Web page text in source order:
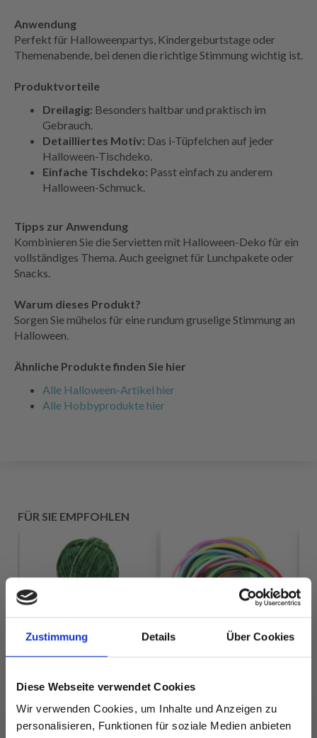
Zustimmung Details Über Cookies
Diese Webseite verwendet Cookies
Wir verwenden Cookies, um Inhalte und Anzeigen zu
personalisieren, Funktionen für soziale Medien anbieten
Anwendung
Perfekt für Halloweenpartys, Kindergeburtstage oder
Themenabende, bei denen die richtige Stimmung wichtig ist.
Produktvorteile
Dreilagig: Besonders haltbar und praktisch im
Gebrauch.
Detailliertes Motiv: Das i-Tüpfelchen auf jeder
Halloween-Tischdeko.
Einfache Tischdeko: Passt einfach zu anderem
Halloween-Schmuck.
Tipps zur Anwendung
Kombinieren Sie die Servietten mit Halloween-Deko für ein
vollständiges Thema. Auch geeignet für Lunchpakete oder
Snacks.
Warum dieses Produkt?
Sorgen Sie mühelos für eine rundum gruselige Stimmung an
Halloween.
Ähnliche Produkte finden Sie hier
Alle Halloween-Artikel hier
Alle Hobbyprodukte hier
FÜR SIE EMPFOHLEN
LINDEHOBBY
HOBBYARTS
MASCHENHALTERSEILE,
VERSCHIEDENE